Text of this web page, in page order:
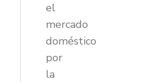
el
mercado
doméstico
por
la